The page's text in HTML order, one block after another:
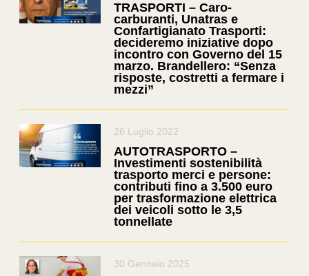
TRASPORTI – Caro-
carburanti, Unatras e
Confartigianato Trasporti:
decideremo iniziative dopo
incontro con Governo del 15
marzo. Brandellero: “Senza
risposte, costretti a fermare i
mezzi”
26 Luglio 2022
AUTOTRASPORTO –
Investimenti sostenibilità
trasporto merci e persone:
contributi fino a 3.500 euro
per trasformazione elettrica
dei veicoli sotto le 3,5
tonnellate
30 Gennaio 2025